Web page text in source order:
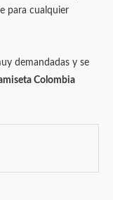
para cualquier
demandadas y se
Colombia